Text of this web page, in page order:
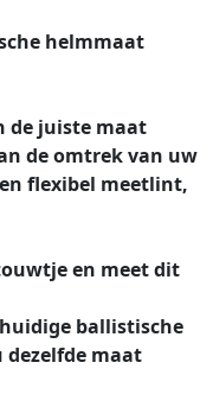
helmmaat
de juiste maat
de omtrek van uw
flexibel meetlint,
en meet dit
ballistische
dezelfde maat